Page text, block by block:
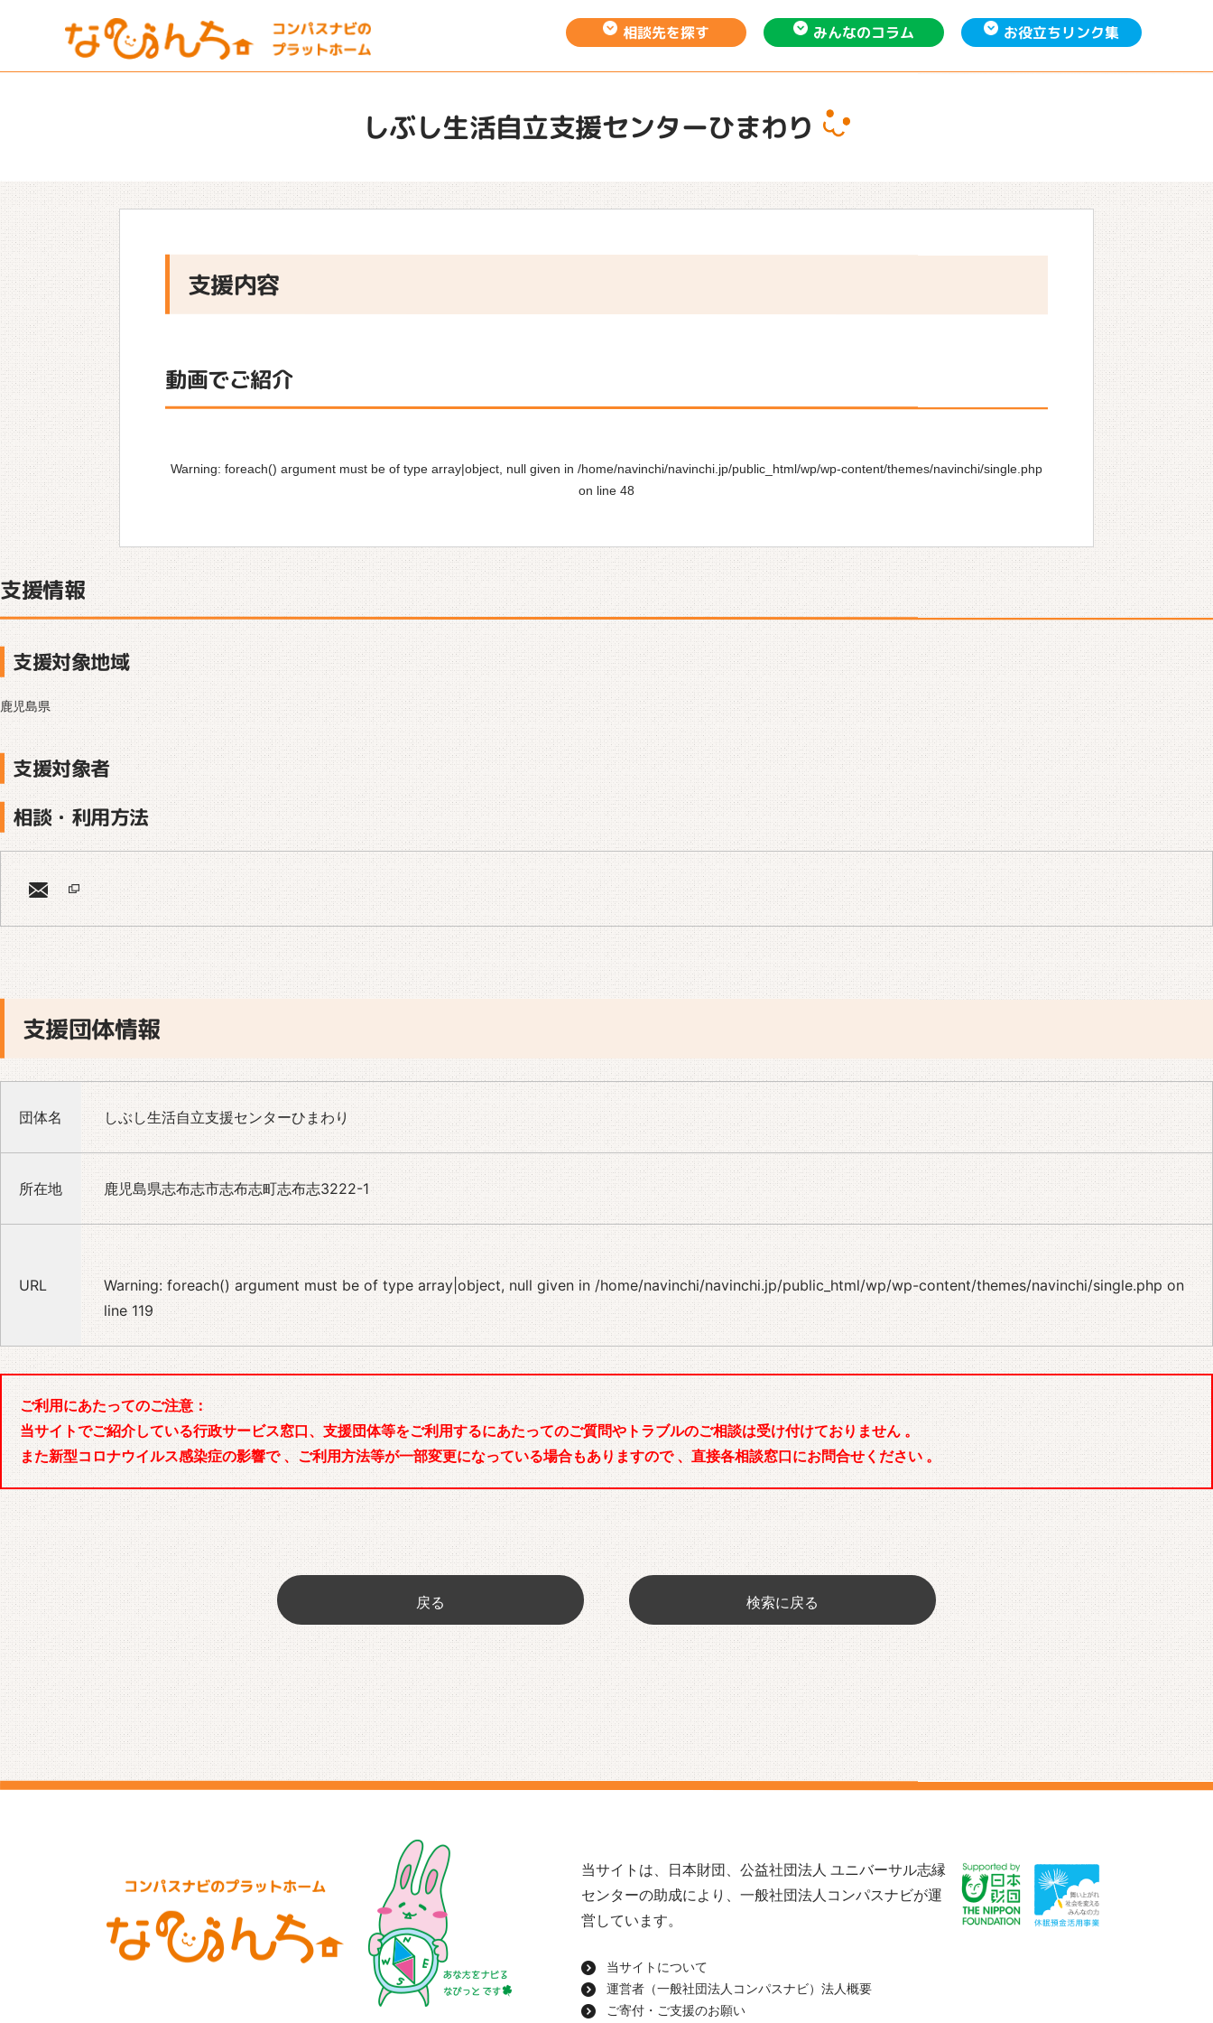
相談先を探す みんなのコラム お役立ちリンク集
しぶし生活自立支援センターひまわり
支援内容
動画でご紹介
Warning: foreach() argument must be of type array|object, null given in /home/navinchi/navinchi.jp/public_html/wp/wp-content/themes/navinchi/single.php
on line 48
支援情報
支援対象地域
鹿児島県
支援対象者
相談・利用方法
支援団体情報
団体名 しぶし生活自立支援センターひまわり
所在地 鹿児島県志布志市志布志町志布志3222-1
URL Warning: foreach() argument must be of type array|object, null given in/home/navinchi/navinchi.jp/public_html/wp/wp-content/themes/navinchi/single.php on
line119
ご利用にあたってのご注意：
当サイトでご紹介している行政サービス窓口、支援団体等をご利用するにあたってのご質問やトラブルのご相談は受け付けておりません 。
また新型コロナウイルス感染症の影響で 、ご利用方法等が一部変更になっている場合もありますので 、直接各相談窓口にお問合せください 。
戻る 検索に戻る
当サイトは、日本財団、公益社団法人 ユニバーサル志縁
センターの助成により、一般社団法人コンパスナビが運
営しています。
当サイトについて
運営者（一般社団法人コンパスナビ）法人概要
ご寄付・ご支援のお願い